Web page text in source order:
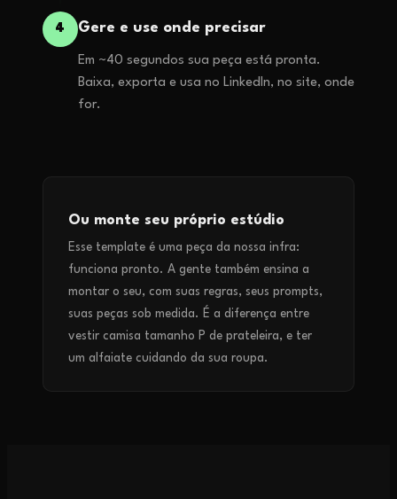
4 Gere e use onde precisar
Em ~40 segundos sua peça está pronta.
Baixa, exporta e usa no LinkedIn, no site, onde
for.
Ou monte seu próprio estúdio
Esse template é uma peça da nossa infra:
funciona pronto. A gente também ensina a
montar o seu, com suas regras, seus prompts,
suas peças sob medida. É a diferença entre
vestir camisa tamanho P de prateleira, e ter
um alfaiate cuidando da sua roupa.